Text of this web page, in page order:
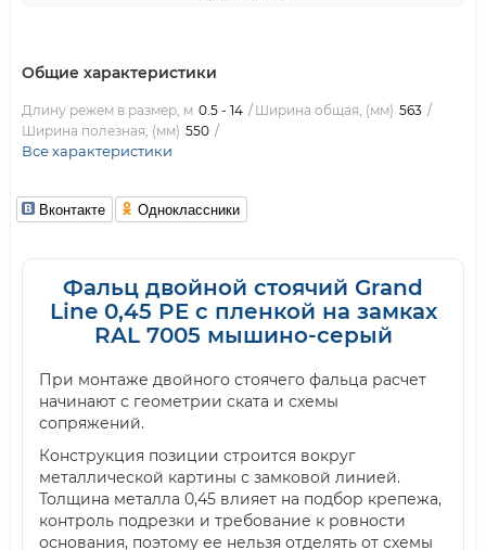
Общие характеристики
Длину режем в размер, м 0.5 - 14 Ширина общая, (мм) 563
Ширина полезная, (мм) 550
Все характеристики
Вконтакте Одноклассники
Фальц двойной стоячий Grand
Line 0,45 PE с пленкой на замках
RAL 7005 мышино-серый
При монтаже двойного стоячего фальца расчет
начинают с геометрии ската и схемы
сопряжений.
Конструкция позиции строится вокруг
металлической картины с замковой линией.
Толщина металла 0,45 влияет на подбор крепежа,
контроль подрезки и требование к ровности
основания, поэтому ее нельзя отделять от схемы